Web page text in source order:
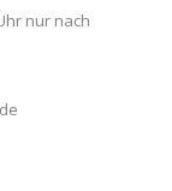
nur nach